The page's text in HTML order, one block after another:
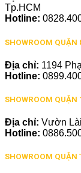
Tp.HCM
Hotline:
SHOWROOM QUẬN
Địa chỉ: 1194
Hotline:
SHOWROOM QUẬN
Địa chỉ: Vườn
Hotline:
SHOWROOM QUẬN